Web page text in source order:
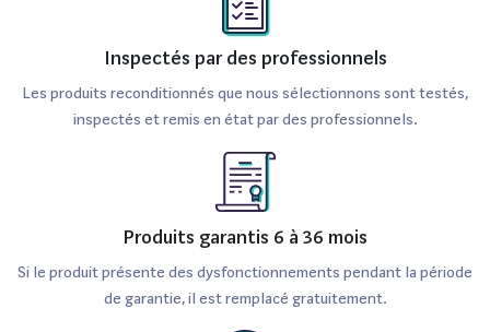
Inspectés par des professionnels
Les produits reconditionnés que nous sélectionnons sont testés,
inspectés et remis en état par des professionnels.
Produits garantis 6 à 36 mois
Si le produit présente des dysfonctionnements pendant la période
de garantie, il est remplacé gratuitement.